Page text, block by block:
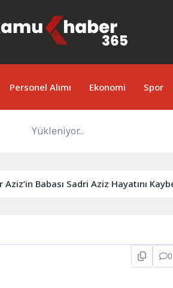
Personel Alımı Ekonomi Spor
Yükleniyor...
Babası Sadri Aziz Hayatını Kaybetti
0